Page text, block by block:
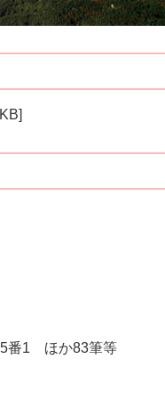
番1 ほか83筆等